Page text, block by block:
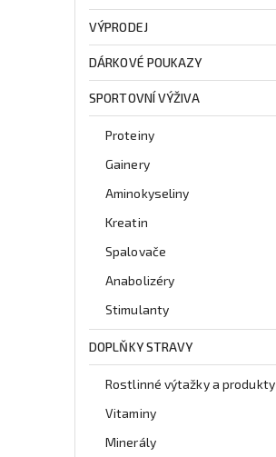
VÝPRODEJ
DÁRKOVÉ POUKAZY
SPORTOVNÍ VÝŽIVA
Proteiny
Gainery
Aminokyseliny
Kreatin
Spalovače
Anabolizéry
Stimulanty
DOPLŇKY STRAVY
Rostlinné výtažky a produkty
Vitaminy
Minerály